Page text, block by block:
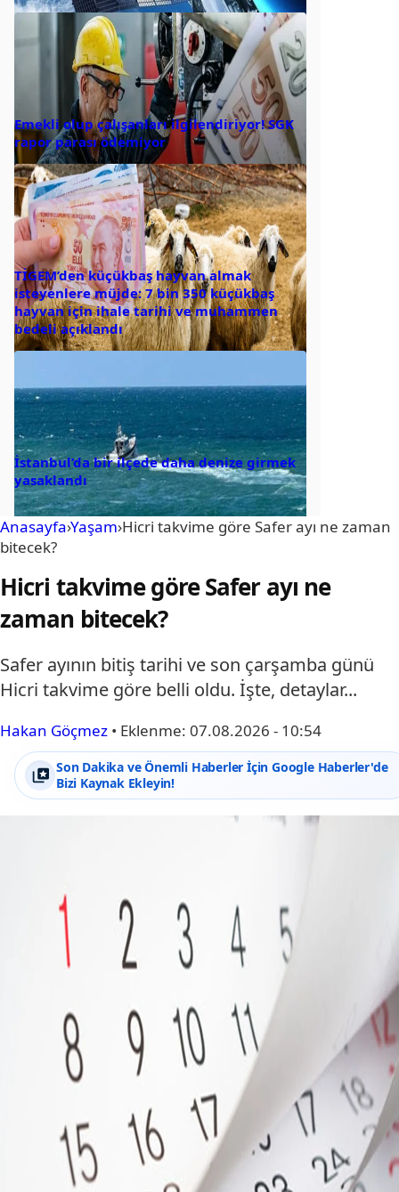
Emekli olup çalışanları ilgilendiriyor! SGK
rapor parası ödemiyor
TİGEM’den küçükbaş hayvan almak
isteyenlere müjde: 7 bin 350 küçükbaş
hayvan için ihale tarihi ve muhammen
bedeli açıklandı
İstanbul’da bir ilçede daha denize girmek
yasaklandı
Anasayfa›Yaşam›Hicri takvime göre Safer ayı ne zaman
bitecek?
Hicri takvime göre Safer ayı ne
zaman bitecek?
Safer ayının bitiş tarihi ve son çarşamba günü
Hicri takvime göre belli oldu. İşte, detaylar...
Hakan Göçmez • Eklenme: 07.08.2026 - 10:54
Son Dakika ve Önemli Haberler İçin Google Haberler'de
Bizi Kaynak Ekleyin!